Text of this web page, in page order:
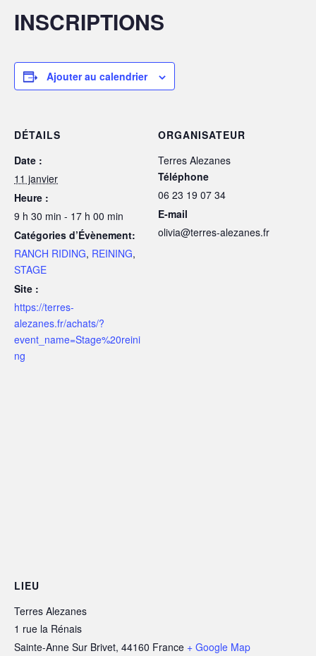
INSCRIPTIONS
Ajouter au calendrier
DÉTAILS
Date :
11 janvier
Heure :
9 h 30 min - 17 h 00 min
Catégories d’Évènement:
RANCH RIDING, REINING,
STAGE
Site :
https://terres-
alezanes.fr/achats/?
event_name=Stage%20reini
ng
ORGANISATEUR
Terres Alezanes
Téléphone
06 23 19 07 34
E-mail
olivia@terres-alezanes.fr
LIEU
Terres Alezanes
1 rue la Rénais
Sainte-Anne Sur Brivet, 44160 France + Google Map